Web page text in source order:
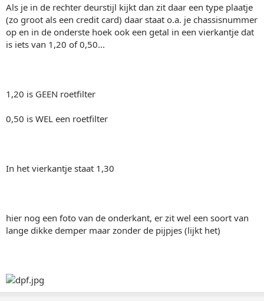
Als je in de rechter deurstijl kijkt dan zit daar een type plaatje
(zo groot als een credit card) daar staat o.a. je chassisnummer
op en in de onderste hoek ook een getal in een vierkantje dat
is iets van 1,20 of 0,50...
1,20 is GEEN roetfilter
0,50 is WEL een roetfilter
In het vierkantje staat 1,30
hier nog een foto van de onderkant, er zit wel een soort van
lange dikke demper maar zonder de pijpjes (lijkt het)